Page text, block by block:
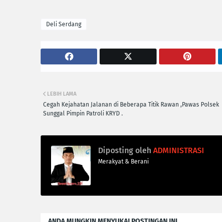
Deli Serdang
LEBIH LAMA
‎Cegah Kejahatan Jalanan di Beberapa Titik Rawan ,Pawas Polsek
Sunggal Pimpin Patroli KRYD .‎
Diposting oleh ADMINISTRASI
Merakyat & Berani